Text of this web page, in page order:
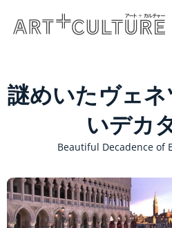
謎めいたヴェ
いデカ
Beautiful Decadence of